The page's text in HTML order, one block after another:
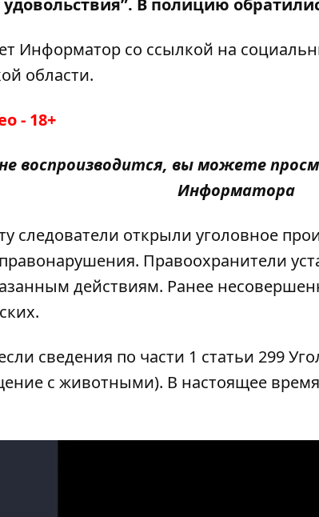
удовольствия”. В полицию
Информатор со ссылкой на
области.
- 18+
воспроизводится, вы можете
Информатора
следователи открыли уголовное
Правоохранители
действиям. Ранее
сведения по части 1 статьи 299
с животными). В настоящее